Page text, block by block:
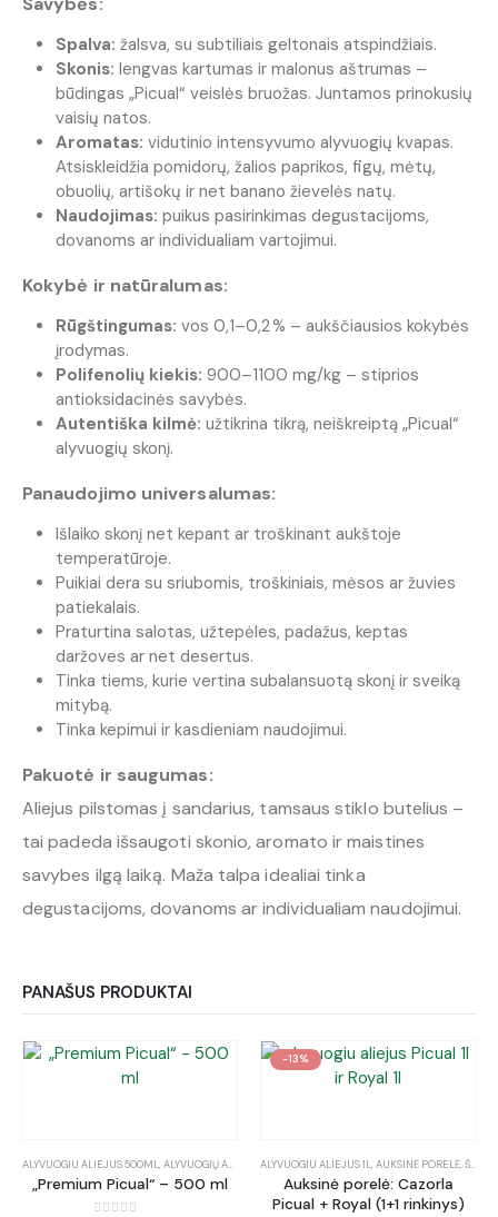
Spalva: žalsva, su subtiliais geltonais atspindžiais.
Skonis: lengvas kartumas ir malonus aštrumas –
būdingas „Picual“ veislės bruožas. Juntamos prinokusių
vaisių natos.
Aromatas: vidutinio intensyvumo alyvuogių kvapas.
Atsiskleidžia pomidorų, žalios paprikos, figų, mėtų,
obuolių, artišokų ir net banano žievelės natų.
Naudojimas: puikus pasirinkimas degustacijoms,
dovanoms ar individualiam vartojimui.
Kokybė ir natūralumas:
Rūgštingumas: vos 0,1–0,2 % – aukščiausios kokybės
įrodymas.
Polifenolių kiekis: 900–1100 mg/kg – stiprios
antioksidacinės savybės.
Autentiška kilmė: užtikrina tikrą, neiškreiptą „Picual“
alyvuogių skonį.
Panaudojimo universalumas:
Išlaiko skonį net kepant ar troškinant aukštoje
temperatūroje.
Puikiai dera su sriubomis, troškiniais, mėsos ar žuvies
patiekalais.
Praturtina salotas, užtepėles, padažus, keptas
daržoves ar net desertus.
Tinka tiems, kurie vertina subalansuotą skonį ir sveiką
mitybą.
Tinka kepimui ir kasdieniam naudojimui.
Pakuotė ir saugumas:
Aliejus pilstomas į sandarius, tamsaus stiklo butelius –
tai padeda išsaugoti skonio, aromato ir maistines
savybes ilgą laiką. Maža talpa idealiai tinka
degustacijoms, dovanoms ar individualiam naudojimui.
PANAŠUS PRODUKTAI
ALYVUOGIU ALIEJUS 500ML, ALYVUOGIŲ ALIEJUS DOVANOMS ,GRAN SELECCION PREMIUM,
„Premium Picual“ – 500 ml
-13%
ALYVUOGIU ALIEJUS 1L, AUKSINĖ PORELĖ, ŠVIEŽIAM VARTOJIMUI
Auksinė porelė: Cazorla
Picual + Royal (1+1 rinkinys)